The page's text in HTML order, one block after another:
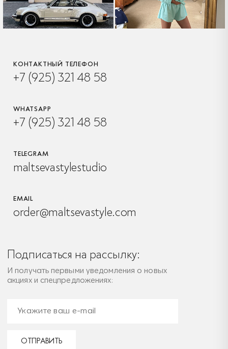
КОНТАКТНЫЙ ТЕЛЕФОН
+7 (925) 321 48 58
WHATSAPP
+7 (925) 321 48 58
TELEGRAM
maltsevastylestudio
EMAIL
order@maltsevastyle.com
Подписаться на рассылку:
И получать первыми уведомления о новых
акциях и спецпредложениях:
ОТПРАВИТЬ